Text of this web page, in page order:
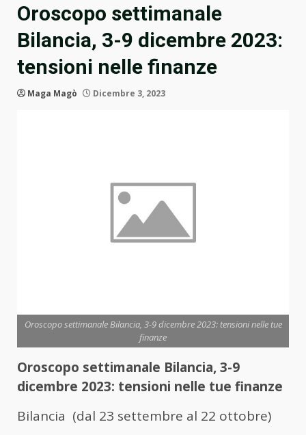
Oroscopo settimanale
Bilancia, 3-9 dicembre 2023:
tensioni nelle finanze
Maga Magò Dicembre 3, 2023
Oroscopo settimanale Bilancia, 3-9 dicembre 2023: tensioni nelle tue
finanze
Oroscopo settimanale Bilancia, 3-9
dicembre 2023: tensioni nelle tue finanze
Bilancia (dal 23 settembre al 22 ottobre)